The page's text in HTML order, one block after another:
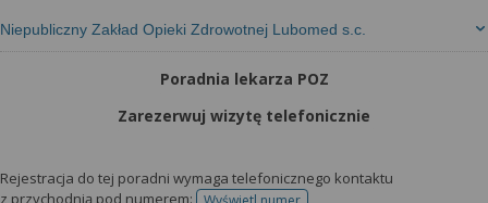
Niepubliczny Zakład Opieki Zdrowotnej Lubomed s.c.
Poradnia lekarza POZ
Zarezerwuj wizytę telefonicznie
Rejestracja do tej poradni wymaga telefonicznego kontaktu